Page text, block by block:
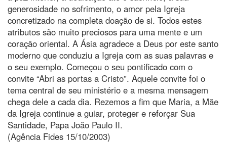
generosidade no sofrimento, o amor pela Igreja
concretizado na completa doação de si. Todos estes
atributos são muito preciosos para uma mente e um
coração oriental. A Ásia agradece a Deus por este santo
moderno que conduziu a Igreja com as suas palavras e
o seu exemplo. Começou o seu pontificado com o
convite “Abri as portas a Cristo”. Aquele convite foi o
tema central de seu ministério e a mesma mensagem
chega dele a cada dia. Rezemos a fim que Maria, a Mãe
da Igreja continue a guiar, proteger e reforçar Sua
Santidade, Papa João Paulo II.
(Agência Fides 15/10/2003)